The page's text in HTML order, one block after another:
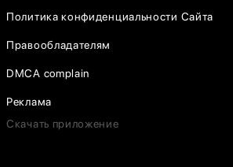
Политика конфиденциальности Сайта
Правообладателям
DMCA complain
Реклама
Скачать приложение